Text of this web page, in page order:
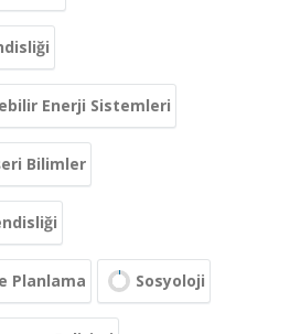
Enerji Sistemleri
Bilimler
Planlama Sosyoloji